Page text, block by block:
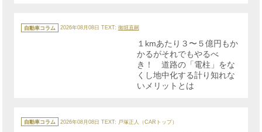
テ
ゴ
自動車コラム 2026年08月08日 TEXT: 御堀直嗣
１kmあたり３〜５億円もか
かるがそれでもやるべ
き！ 道路の「電柱」をな
くし地中化する計り知れな
いメリットとは
テ
ゴ
自動車コラム 2026年08月08日 TEXT: 戸塚正人（CARトップ）